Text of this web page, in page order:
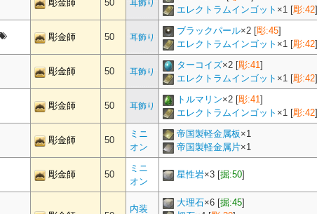
彫金師 50 耳飾り
エレクトラムインゴット ×1 [彫:42]
彫金師 50 耳飾り
ブラックパール×2 [彫:45]
エレクトラムインゴット ×1 [彫:42]
彫金師 50 耳飾り
ターコイズ×2 [彫:41]
エレクトラムインゴット ×1 [彫:42]
彫金師 50 耳飾り
トルマリン×2 [彫:41]
エレクトラムインゴット ×1 [彫:42]
彫金師 50
ミニ
オン
帝国製軽金属板×1
帝国製軽金属片×1
彫金師 50
ミニ
オン
星性岩×3 [掘:50]
内装
大理石×6 [掘:45]